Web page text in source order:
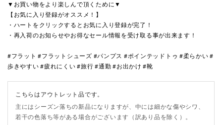
▼お買い物をより楽しんで頂くために▼
【お気に入り登録がオススメ！】
・ハートをクリックするとお気に入り登録が完了！
・再入荷のお知らせやお得なセール情報を受け取る事が出来ます！
#フラット #フラットシューズ #パンプス #ポインテッドトゥ #柔らかい #
歩きやすい #疲れにくい #旅行 #通勤 #お出かけ #靴
こちらはアウトレット品です。
主にはシーズン落ちの新品になりますが、中には細かな傷やシワ、
若干の色落ち等がある場合がございます（訳あり品を除く）。